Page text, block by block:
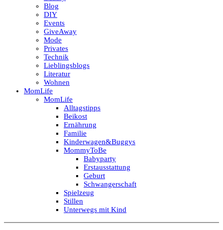
Blog
DIY
Events
GiveAway
Mode
Privates
Technik
Lieblingsblogs
Literatur
Wohnen
MomLife
MomLife
Alltagstipps
Beikost
Ernährung
Familie
Kinderwagen&Buggys
MommyToBe
Babyparty
Erstausstattung
Geburt
Schwangerschaft
Spielzeug
Stillen
Unterwegs mit Kind